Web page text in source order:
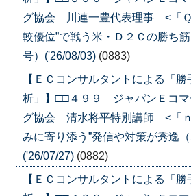
グ協会 川連一豊代表理事 <「
較優位”で戦う米・Ｄ２Ｃの勝ち
号）('26/08/03) (0883)
【ＥＣコンサルタントによる「
析」】□□４９９ ジャパンＥコマ
グ協会 清水将平特別講師 <「ｎ
みに寄り添う”発信や対策が秀逸
('26/07/27) (0882)
【ＥＣコンサルタントによる「